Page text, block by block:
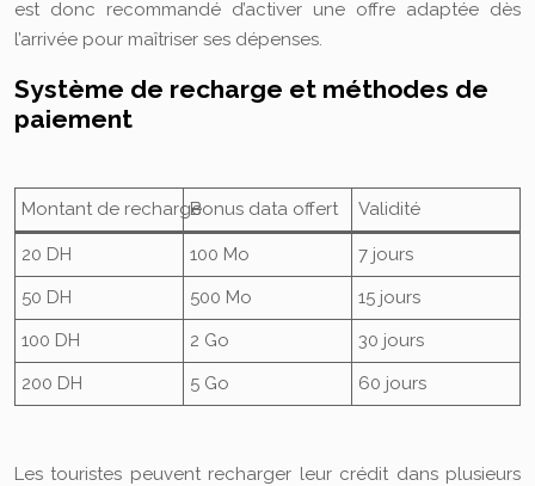
est donc recommandé d’activer une offre adaptée dès
l’arrivée pour maîtriser ses dépenses.
Système de recharge et méthodes de
paiement
Montant de rechargeBonus data offert Validité
20 DH 100 Mo
7 jours
50 DH
500 Mo
15 jours
100 DH
2 Go
30 jours
200 DH
5 Go 60 jours
Les touristes peuvent recharger leur crédit dans plusieurs